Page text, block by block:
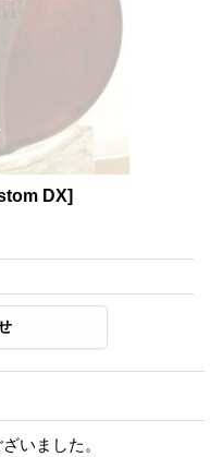
DX]
いました。